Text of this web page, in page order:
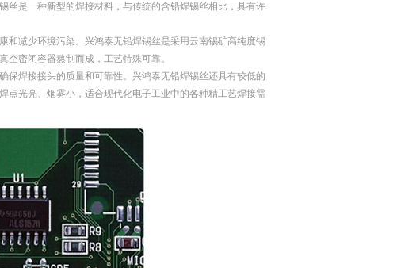
丝是一种新型的焊接材料，与传统的含铅焊锡丝相比，具有许
和减少环境污染。兴鸿泰无铅焊锡丝是采用云南锡矿高纯度锡
密闭容器熬制而成，工艺特殊可靠。
保焊接接头的质量和可靠性。兴鸿泰无铅焊锡丝还具有较低的
点光亮、烟雾小，适合现代化电子工业中的各种精工艺焊接需